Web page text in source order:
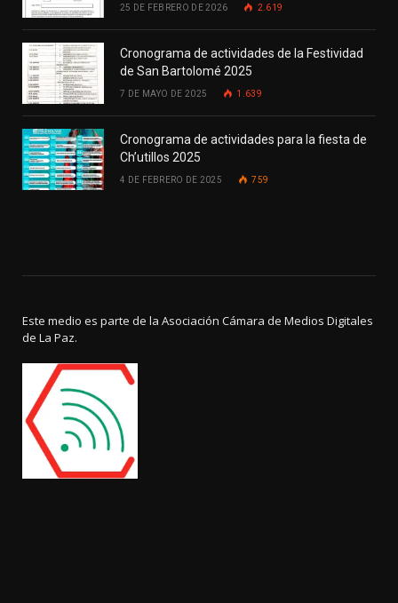
25 DE FEBRERO DE 2026 2.619
Cronograma de actividades de la Festividad
de San Bartolomé 2025
7 DE MAYO DE 2025 1.639
Cronograma de actividades para la fiesta de
Ch’utillos 2025
4 DE FEBRERO DE 2025 759
Este medio es parte de la Asociación Cámara de Medios Digitales
de La Paz.